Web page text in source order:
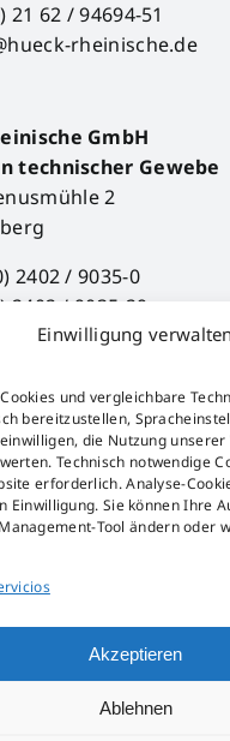
Einwilligung verwalten
und vergleichbare
bereitzustellen,
die Nutzung
Technisch notwendige
erforderlich. Analyse-
Einwilligung. Sie können Ihre
Tool ändern oder
Akzeptieren
Ablehnen
21 62 / 94694-51
rheinische.de
GmbH
technischer Gewebe
2
2402 / 9035-0
2402 / 9035-29
rheinische.de
de datos